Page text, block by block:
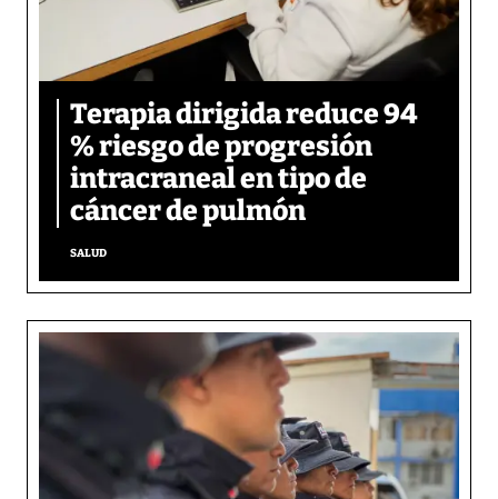
Terapia dirigida reduce 94
% riesgo de progresión
intracraneal en tipo de
cáncer de pulmón
SALUD